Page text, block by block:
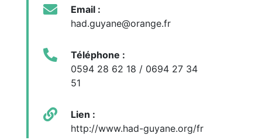

Email :
had.guyane@orange.fr

Téléphone :
0594 28 62 18 / 0694 27 34
51

Lien :
http://www.had-guyane.org/fr